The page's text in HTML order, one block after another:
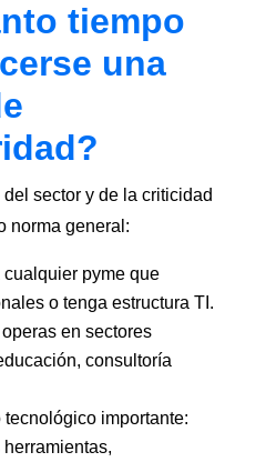
tiempo
una
sector y de la criticidad
norma general:
pyme que
o tenga estructura TI.
en sectores
consultoría
importante: